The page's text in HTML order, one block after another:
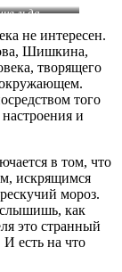
льда
не интересен.
Шишкина,
творящего
окружающем.
того
и
в том, что
искрящимся
мороз.
как
это странный
И есть на что